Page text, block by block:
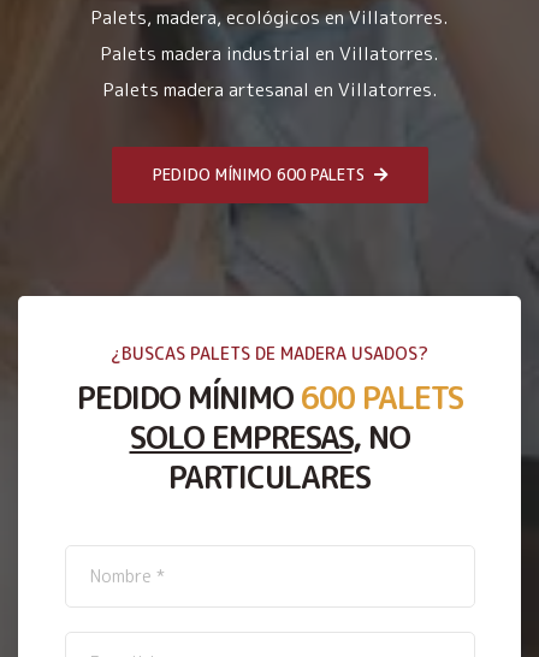
Palets, madera, ecológicos en Villatorres.
Palets madera industrial en Villatorres.
Palets madera artesanal en Villatorres.
PEDIDO MÍNIMO 600 PALETS
¿BUSCAS PALETS DE MADERA USADOS?
PEDIDO MÍNIMO 600 PALETS
SOLO EMPRESAS, NO
PARTICULARES